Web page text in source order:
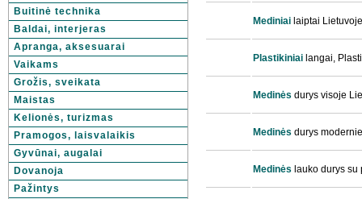
Buitinė technika
Baldai, interjeras
Apranga, aksesuarai
Vaikams
Grožis, sveikata
Maistas
Kelionės, turizmas
Pramogos, laisvalaikis
Gyvūnai, augalai
Dovanoja
Pažintys
Mediniai laiptai Lietuvoje
Plastikiniai langai,
Medinės durys visoje
Medinės durys
Medinės lauko durys su